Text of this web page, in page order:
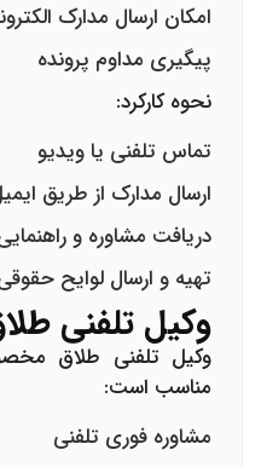
امکان ارسال مدارک
پیگیری مداوم پرونده
نحوه کارکرد:
تماس تلفنی یا ویدیو
ارسال مدارک از طریق
دریافت مشاوره و
تهیه و ارسال لوایح
وکیل تلفنی
وکیل تلفنی طلاق
مناسب است:
مشاوره فوری تلفنی